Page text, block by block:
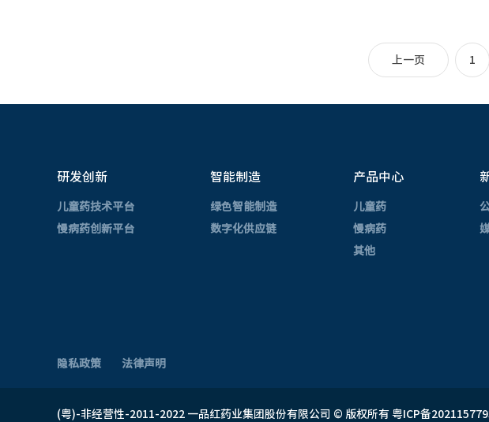
上一页 1
研发创新
儿童药技术平台
慢病药创新平台
智能制造
绿色智能制造
数字化供应链
产品中心
儿童药
慢病药
其他
隐私政策 法律声明
(粤)-非经营性-2011-2022 一品红药业集团股份有限公司 © 版权所有 粤ICP备